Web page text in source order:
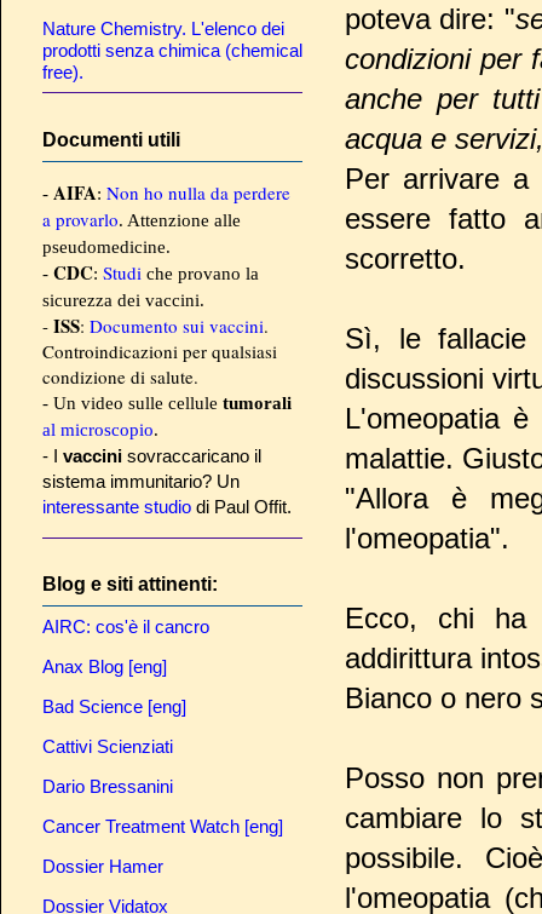
poteva dire: "
condizioni per
anche per
acqua e
Per arrivare
essere fatto
scorretto.
Sì, le fallacie
discussioni
L'omeopatia
malattie.
"Allora è
l'omeopatia".
Ecco, chi ha
addirittura
Bianco o nero
Posso non
cambiare lo
possibile.
l'omeopatia
Nature Chemistry. L'elenco dei
prodotti senza chimica (chemical
free).
Documenti utili
- AIFA: Non ho nulla da perdere
a provarlo. Attenzione alle
pseudomedicine.
- CDC: Studi che provano la
sicurezza dei vaccini.
- ISS: Documento sui vaccini.
Controindicazioni per qualsiasi
condizione di salute.
- Un video sulle cellule tumorali
al microscopio.
- I vaccini sovraccaricano il
sistema immunitario? Un
interessante studio di Paul Offit.
Blog e siti attinenti:
AIRC: cos'è il cancro
Anax Blog [eng]
Bad Science [eng]
Cattivi Scienziati
Dario Bressanini
Cancer Treatment Watch [eng]
Dossier Hamer
Dossier Vidatox